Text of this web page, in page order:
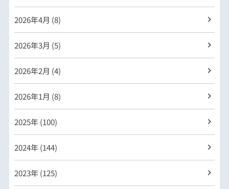
2026年4月 (8)
2026年3月 (5)
2026年2月 (4)
2026年1月 (8)
2025年 (100)
2024年 (144)
2023年 (125)